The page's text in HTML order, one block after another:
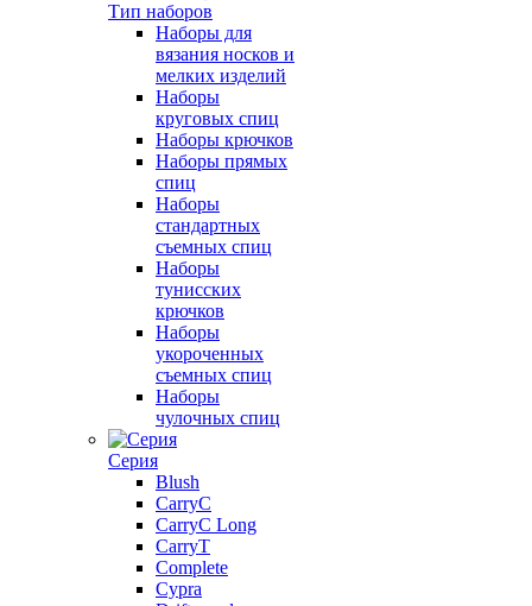
Тип наборов
Наборы для
вязания носков и
мелких изделий
Наборы
круговых спиц
Наборы крючков
Наборы прямых
спиц
Наборы
стандартных
съемных спиц
Наборы
тунисских
крючков
Наборы
укороченных
съемных спиц
Наборы
чулочных спиц
Серия
Blush
CarryC
CarryC Long
CarryT
Complete
Cypra